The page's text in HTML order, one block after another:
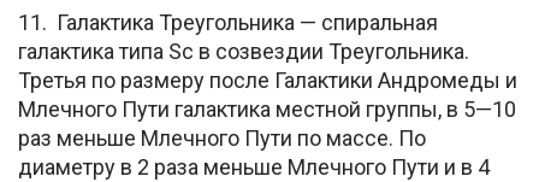
11. Галактика Треугольника — спиральная
галактика типа Sc в созвездии Треугольника.
Третья по размеру после Галактики Андромеды и
Млечного Пути галактика местной группы, в 5—10
раз меньше Млечного Пути по массе. По
диаметру в 2 раза меньше Млечного Пути и в 4